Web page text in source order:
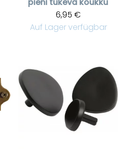
pieni tukeva koukku
6,95 €
Auf Lager verfügbar